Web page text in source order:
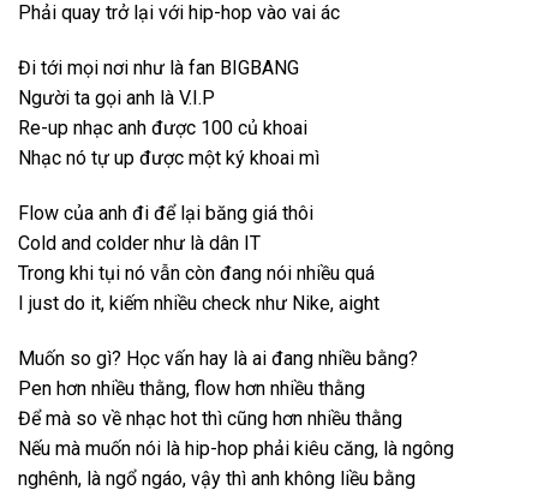
Phải quay trở lại với hip-hop vào vai ác
Đi tới mọi nơi như là fan BIGBANG
Người ta gọi anh là V.I.P
Re-up nhạc anh được 100 củ khoai
Nhạc nó tự up được một ký khoai mì
Flow của anh đi để lại băng giá thôi
Cold and colder như là dân IT
Trong khi tụi nó vẫn còn đang nói nhiều quá
I just do it, kiếm nhiều check như Nike, aight
Muốn so gì? Học vấn hay là ai đang nhiều bằng?
Pen hơn nhiều thằng, flow hơn nhiều thằng
Để mà so về nhạc hot thì cũng hơn nhiều thằng
Nếu mà muốn nói là hip-hop phải kiêu căng, là ngông
nghênh, là ngổ ngáo, vậy thì anh không liều bằng